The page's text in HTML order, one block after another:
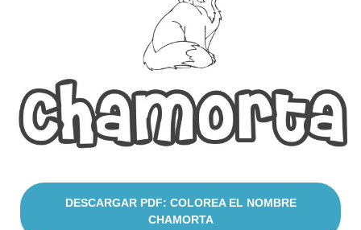
DESCARGAR PDF: COLOREA EL NOMBRE
CHAMORTA